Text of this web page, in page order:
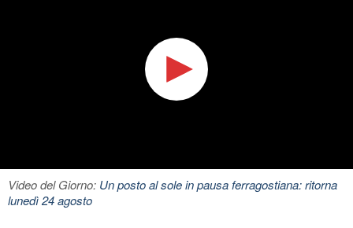
Video del Giorno: Un posto al sole in pausa ferragostiana: ritorna
lunedì 24 agosto